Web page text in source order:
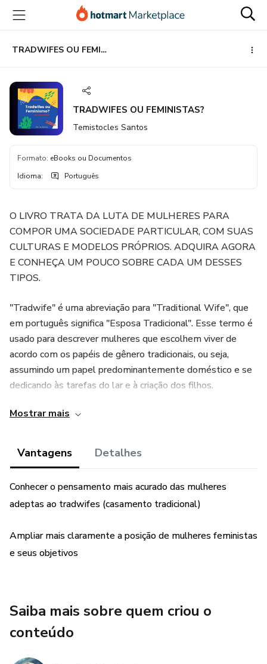
para
conteúdo
principal
para
pagamento
para
rodapé
TRADWIFES OU FEMINISTAS?
TRADWIFES OU FEMINISTAS?
Temistocles Santos
Formato: eBooks ou Documentos
Idioma: Português
O LIVRO TRATA DA LUTA DE MULHERES PARA
COMPOR UMA SOCIEDADE PARTICULAR, COM SUAS
CULTURAS E MODELOS PRÓPRIOS. ADQUIRA AGORA
E CONHEÇA UM POUCO SOBRE CADA UM DESSES
TIPOS.
"Tradwife" é uma abreviação para "Traditional Wife", que
em português significa "Esposa Tradicional". Esse termo é
usado para descrever mulheres que escolhem viver de
acordo com os papéis de gênero tradicionais, ou seja,
assumindo um papel predominantemente doméstico e se
dedicando às tarefas do lar e à criação dos filhos.
O feminismo é um movimento social, político e cultural
o objetivo de lutar pelos direitos das mulheres e pela
igualdade de gênero. O movimento teve origem na Europa
daí.
entender seus motivos, culturas e desejos de contribuir
melhor com a sociedade em que vivem. Cada uma pode e
E-BOOK ORIENTADOR E EXPLICATIVO.
Mostrar mais
Vantagens Detalhes
Conhecer o pensamento mais acurado das mulheres
adeptas ao tradwifes (casamento tradicional)
Ampliar mais claramente a posição de mulheres feministas
e seus objetivos
Saiba mais sobre quem criou o
conteúdo